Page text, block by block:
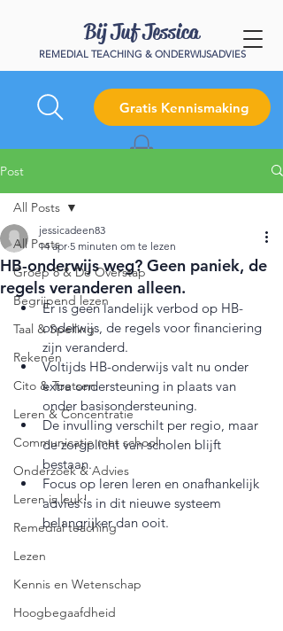
Bij Juf Jessica
REMEDIAL TEACHING & ONDERWIJSADVIES
Gratis Kennismaking
Post
All Posts
Groep 8 & De Overstap
Begrijpend lezen
Taal & Spelling
Rekenen
Cito & Toetsen
Leren & Concentratie
Communicatie met school
Onderzoek & Advies
Leren is leuk!
Remedial teaching
Lezen
Kennis en Wetenschap
Hoogbegaafdheid
All Posts
HB-onderwijs weg? Geen paniek, de
regels veranderen alleen.
jessicadeen83
14 apr 5 minuten om te lezen
Er is geen landelijk verbod op HB-
onderwijs, de regels voor financiering
zijn veranderd.
Voltijds HB-onderwijs valt nu onder
extra ondersteuning in plaats van
onder basisondersteuning.
De invulling verschilt per regio, maar
de zorgplicht van scholen blijft
bestaan.
Focus op leren leren en onafhankelijk
advies is in dit nieuwe systeem
belangrijker dan ooit.